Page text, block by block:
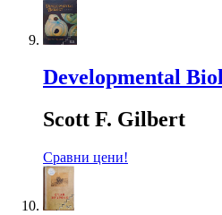
Developmental
Scott F. Gilbert
Сравни цени!